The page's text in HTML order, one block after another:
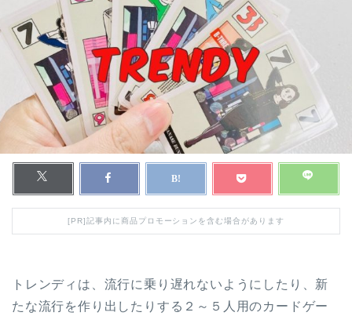
[PR]記事内に商品プロモーションを含む場合があります
トレンディは、流行に乗り遅れないようにしたり、新
たな流行を作り出したりする２～５人用のカードゲー